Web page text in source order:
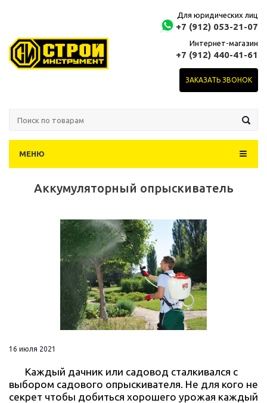
Для юридических лиц
+7 (912) 053-21-07
Интернет-магазин
+7 (912) 440-41-61
ЗАКАЗАТЬ ЗВОНОК
МЕНЮ
Аккумуляторный опрыскиватель
16 июля 2021
Каждый дачник или садовод сталкивался с
выбором садового опрыскивателя. Не для кого не
секрет чтобы добиться хорошего урожая каждый